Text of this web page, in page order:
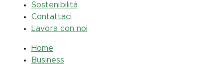
Sostenibilità
Contattaci
Lavora con noi
Home
Business